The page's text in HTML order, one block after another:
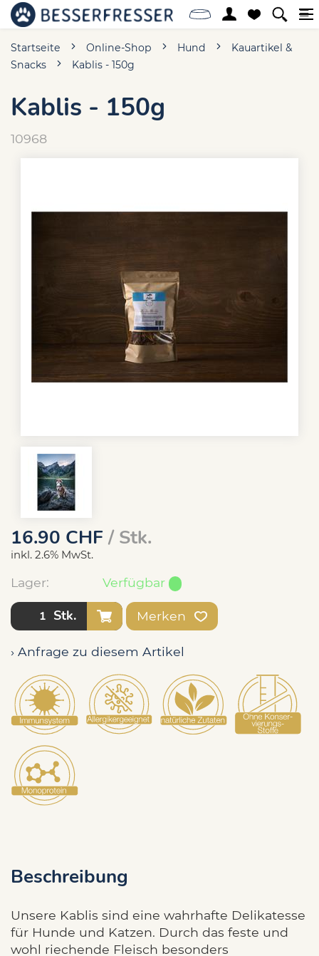
Startseite Online-Shop Hund
Kauartikel &
Snacks
Kablis - 150g
Kablis - 150g
10968
16.90 CHF/ Stk.
inkl. 2.6% MwSt.
Lager: Verfügbar
Stk. Merken
› Anfrage zu diesem Artikel
Beschreibung
Unsere Kablis sind eine wahrhafte Delikatesse
für Hunde und Katzen. Durch das feste und
wohl riechende Fleisch besonders